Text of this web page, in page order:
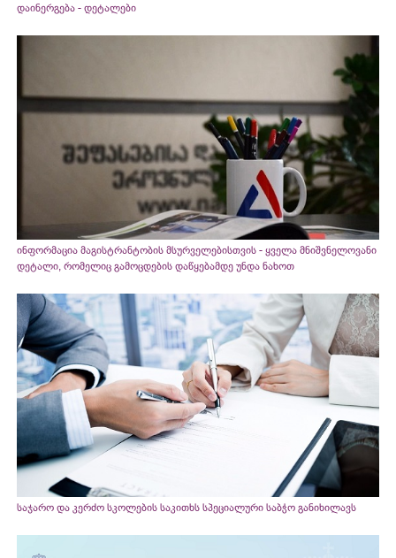
დაინერგება - დეტალები
ინფორმაცია მაგისტრანტობის მსურველებისთვის - ყველა მნიშვნელოვანი
დეტალი, რომელიც გამოცდების დაწყებამდე უნდა ნახოთ
საჯარო და კერძო სკოლების საკითხს სპეციალური საბჭო განიხილავს